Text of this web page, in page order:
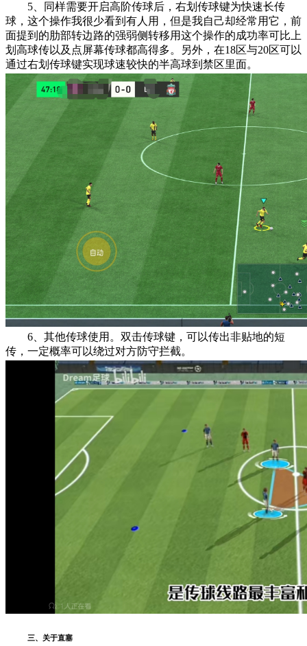
5、同样需要开启高阶传球后，右划传球键为快速长传
球，这个操作我很少看到有人用，但是我自己却经常用它，前
面提到的肋部转边路的强弱侧转移用这个操作的成功率可比上
划高球传以及点屏幕传球都高得多。另外，在18区与20区可以
通过右划传球键实现球速较快的半高球到禁区里面。
6、其他传球使用。双击传球键，可以传出非贴地的短
传，一定概率可以绕过对方防守拦截。
三、关于直塞